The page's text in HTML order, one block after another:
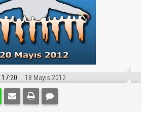
17:20 18 Mayıs 2012